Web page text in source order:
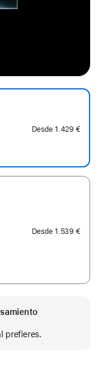
Desde 1.429 €
Desde 1.539 €
prefieres.